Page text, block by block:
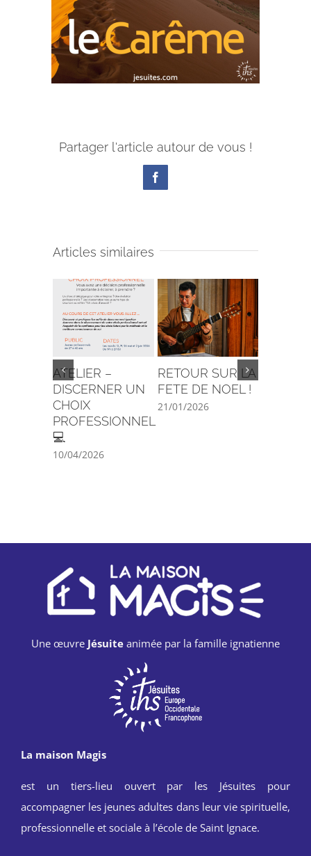
Partager l'article autour de vous !
Facebook
Articles similaires
ATELIER –
DISCERNER UN
CHOIX
PROFESSIONNEL
💻
10/04/2026
RETOUR SUR LA
FETE DE NOEL !
21/01/2026
Une œuvre Jésuite animée par la famille ignatienne
La maison Magis
est un tiers-lieu ouvert par les Jésuites pour
accompagner les jeunes adultes dans leur vie spirituelle,
professionnelle et sociale à l’école de Saint Ignace.